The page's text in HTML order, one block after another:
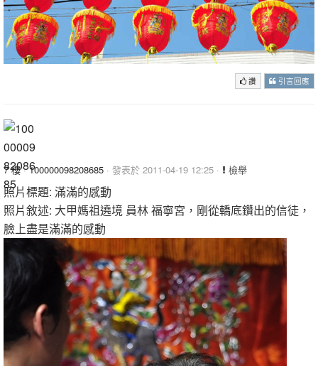
讚 引言回應
7 樓·100000098208685 · 發表於 2011-04-19 12:25 · 檢舉
照片標題: 滿滿的感動
照片敘述: 大甲媽祖遶境 員林 福寧宮，剛從轎底鑽出的信徒，
臉上盡是滿滿的感動